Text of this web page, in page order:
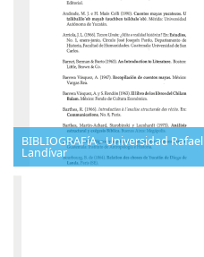
BIBLIOGRAFíA - Universidad Rafael
Landívar